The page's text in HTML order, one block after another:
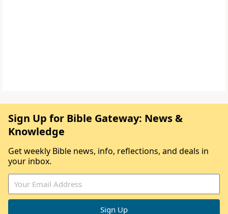
Sign Up for Bible Gateway: News &
Knowledge
Get weekly Bible news, info, reflections, and deals in
your inbox.